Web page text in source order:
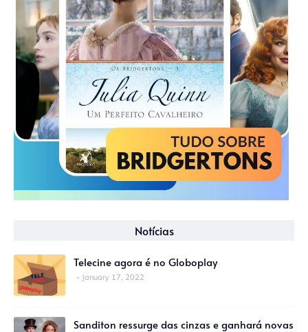
Notícias
Telecine agora é no Globoplay
January 17, 2022
Sanditon ressurge das cinzas e ganhará novas